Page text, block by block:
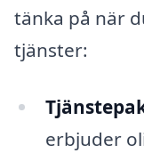
tänka på när
tjänster:
erbjuder